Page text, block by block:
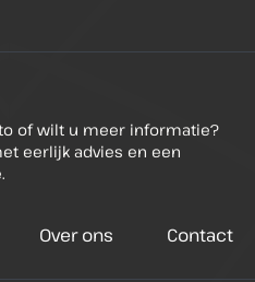
of wilt u meer informatie?
eerlijk advies en een
Over ons Contact